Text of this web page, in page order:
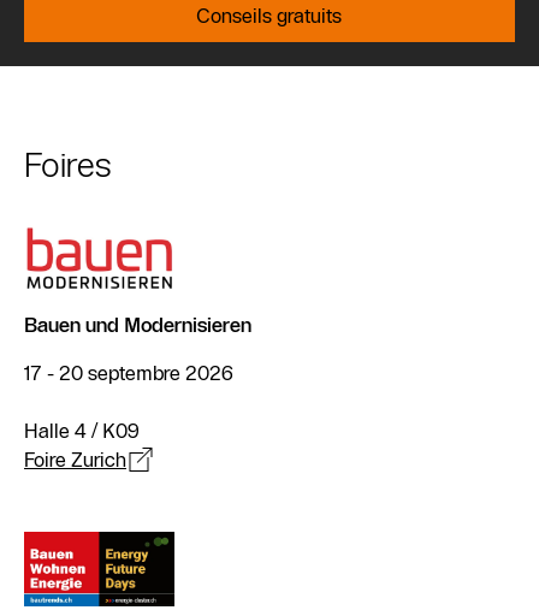
Conseils gratuits
Foires
Bauen und Modernisieren
17 - 20 septembre 2026
Halle 4 / K09
Foire Zurich